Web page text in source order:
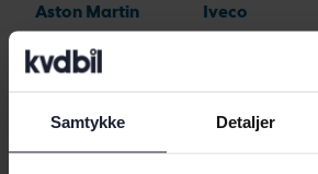
Samtykke Detaljer
Aston Martin
Audi
BMW
Iveco
KIA